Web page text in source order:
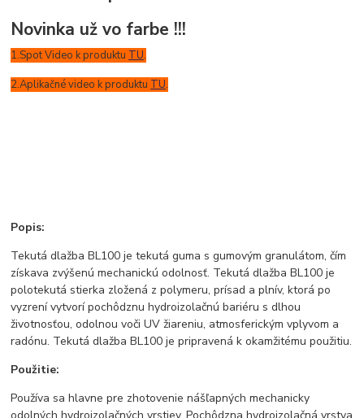
Novinka už vo farbe !!!
1.Spot Video k produktu TU.
2.Aplikačné video k produktu TU.
Popis:
Tekutá dlažba BL100 je tekutá guma s gumovým granulátom, čím
získava zvýšenú mechanickú odolnosť. Tekutá dlažba BL100 je
polotekutá stierka zložená z polymeru, prísad a plnív, ktorá po
vyzrení vytvorí pochôdznu hydroizolačnú bariéru s dlhou
životnosťou, odolnou voči UV žiareniu, atmosferickým vplyvom a
radónu. Tekutá dlažba BL100 je pripravená k okamžitému použitiu.
Použitie:
Používa sa hlavne pre zhotovenie nášľapných mechanicky